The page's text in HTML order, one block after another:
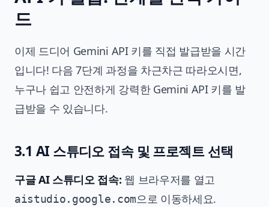
드
이제 드디어 Gemini API 키를 직접 발급받을 시간
입니다! 다음 7단계 과정을 차근차근 따라오시면,
누구나 쉽고 안전하게 강력한 Gemini API 키를 발
급받을 수 있습니다.
3.1 AI 스튜디오 접속 및 프로젝트 선택
구글 AI 스튜디오 접속: 웹 브라우저를 열고
aistudio.google.com으로 이동하세요.